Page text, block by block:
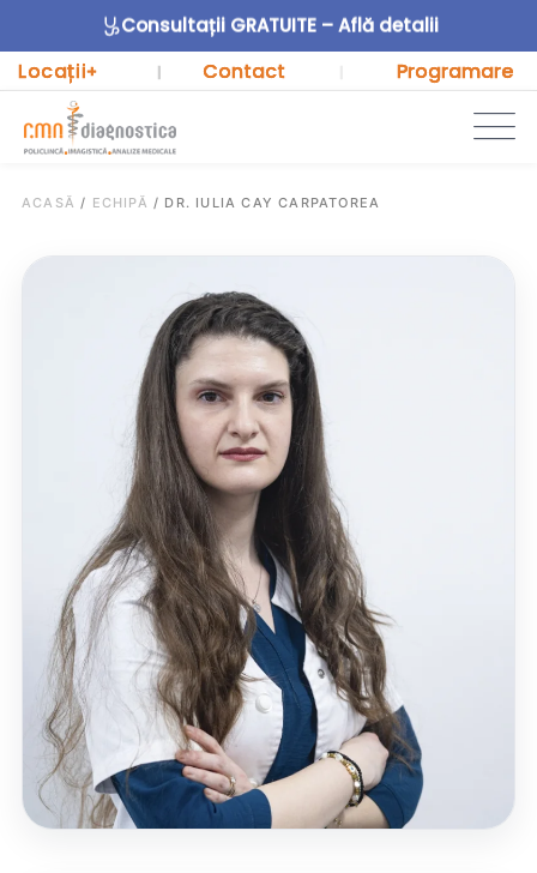
Consultații GRATUITE – Află detalii
Locații+ | Contact Programare
ACASĂ / ECHIPĂ / DR. IULIA CAY CARPATOREA